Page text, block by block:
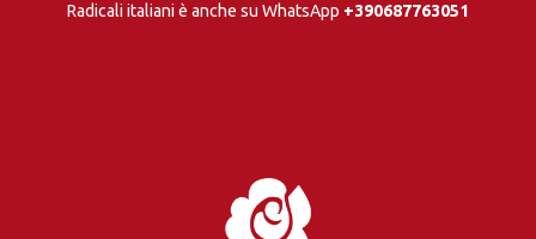
Radicali italiani è anche su WhatsApp +390687763051